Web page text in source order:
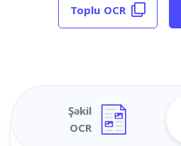
Toplu OCR
Şəkil
OCR